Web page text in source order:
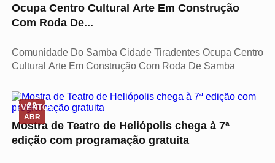
Ocupa Centro Cultural Arte Em Construção
Com Roda De...
Comunidade Do Samba Cidade Tiradentes Ocupa Centro
Cultural Arte Em Construção Com Roda De Samba
22
ABR
EVENTOS
Mostra de Teatro de Heliópolis chega à 7ª
edição com programação gratuita